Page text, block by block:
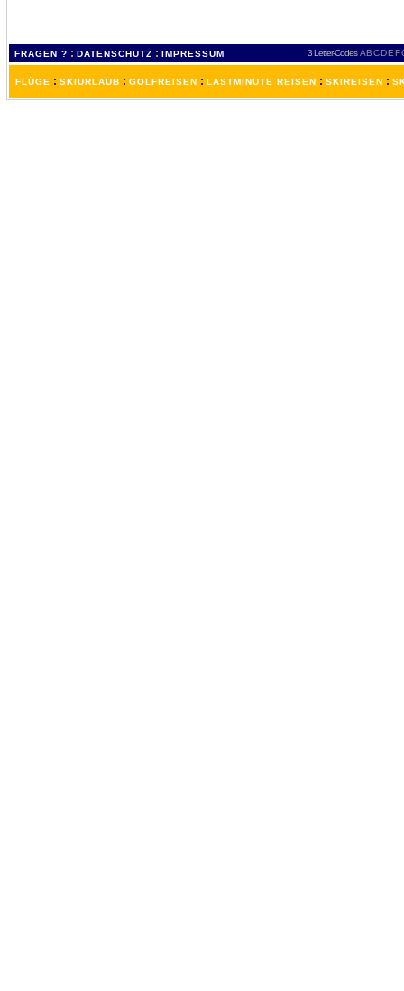
FRAGEN ? : DATENSCHUTZ : IMPRESSUM 3 Letter-Codes ABCDEF
FLÜGE : SKIURLAUB : GOLFREISEN : LASTMINUTE REISEN : SKIREISEN :